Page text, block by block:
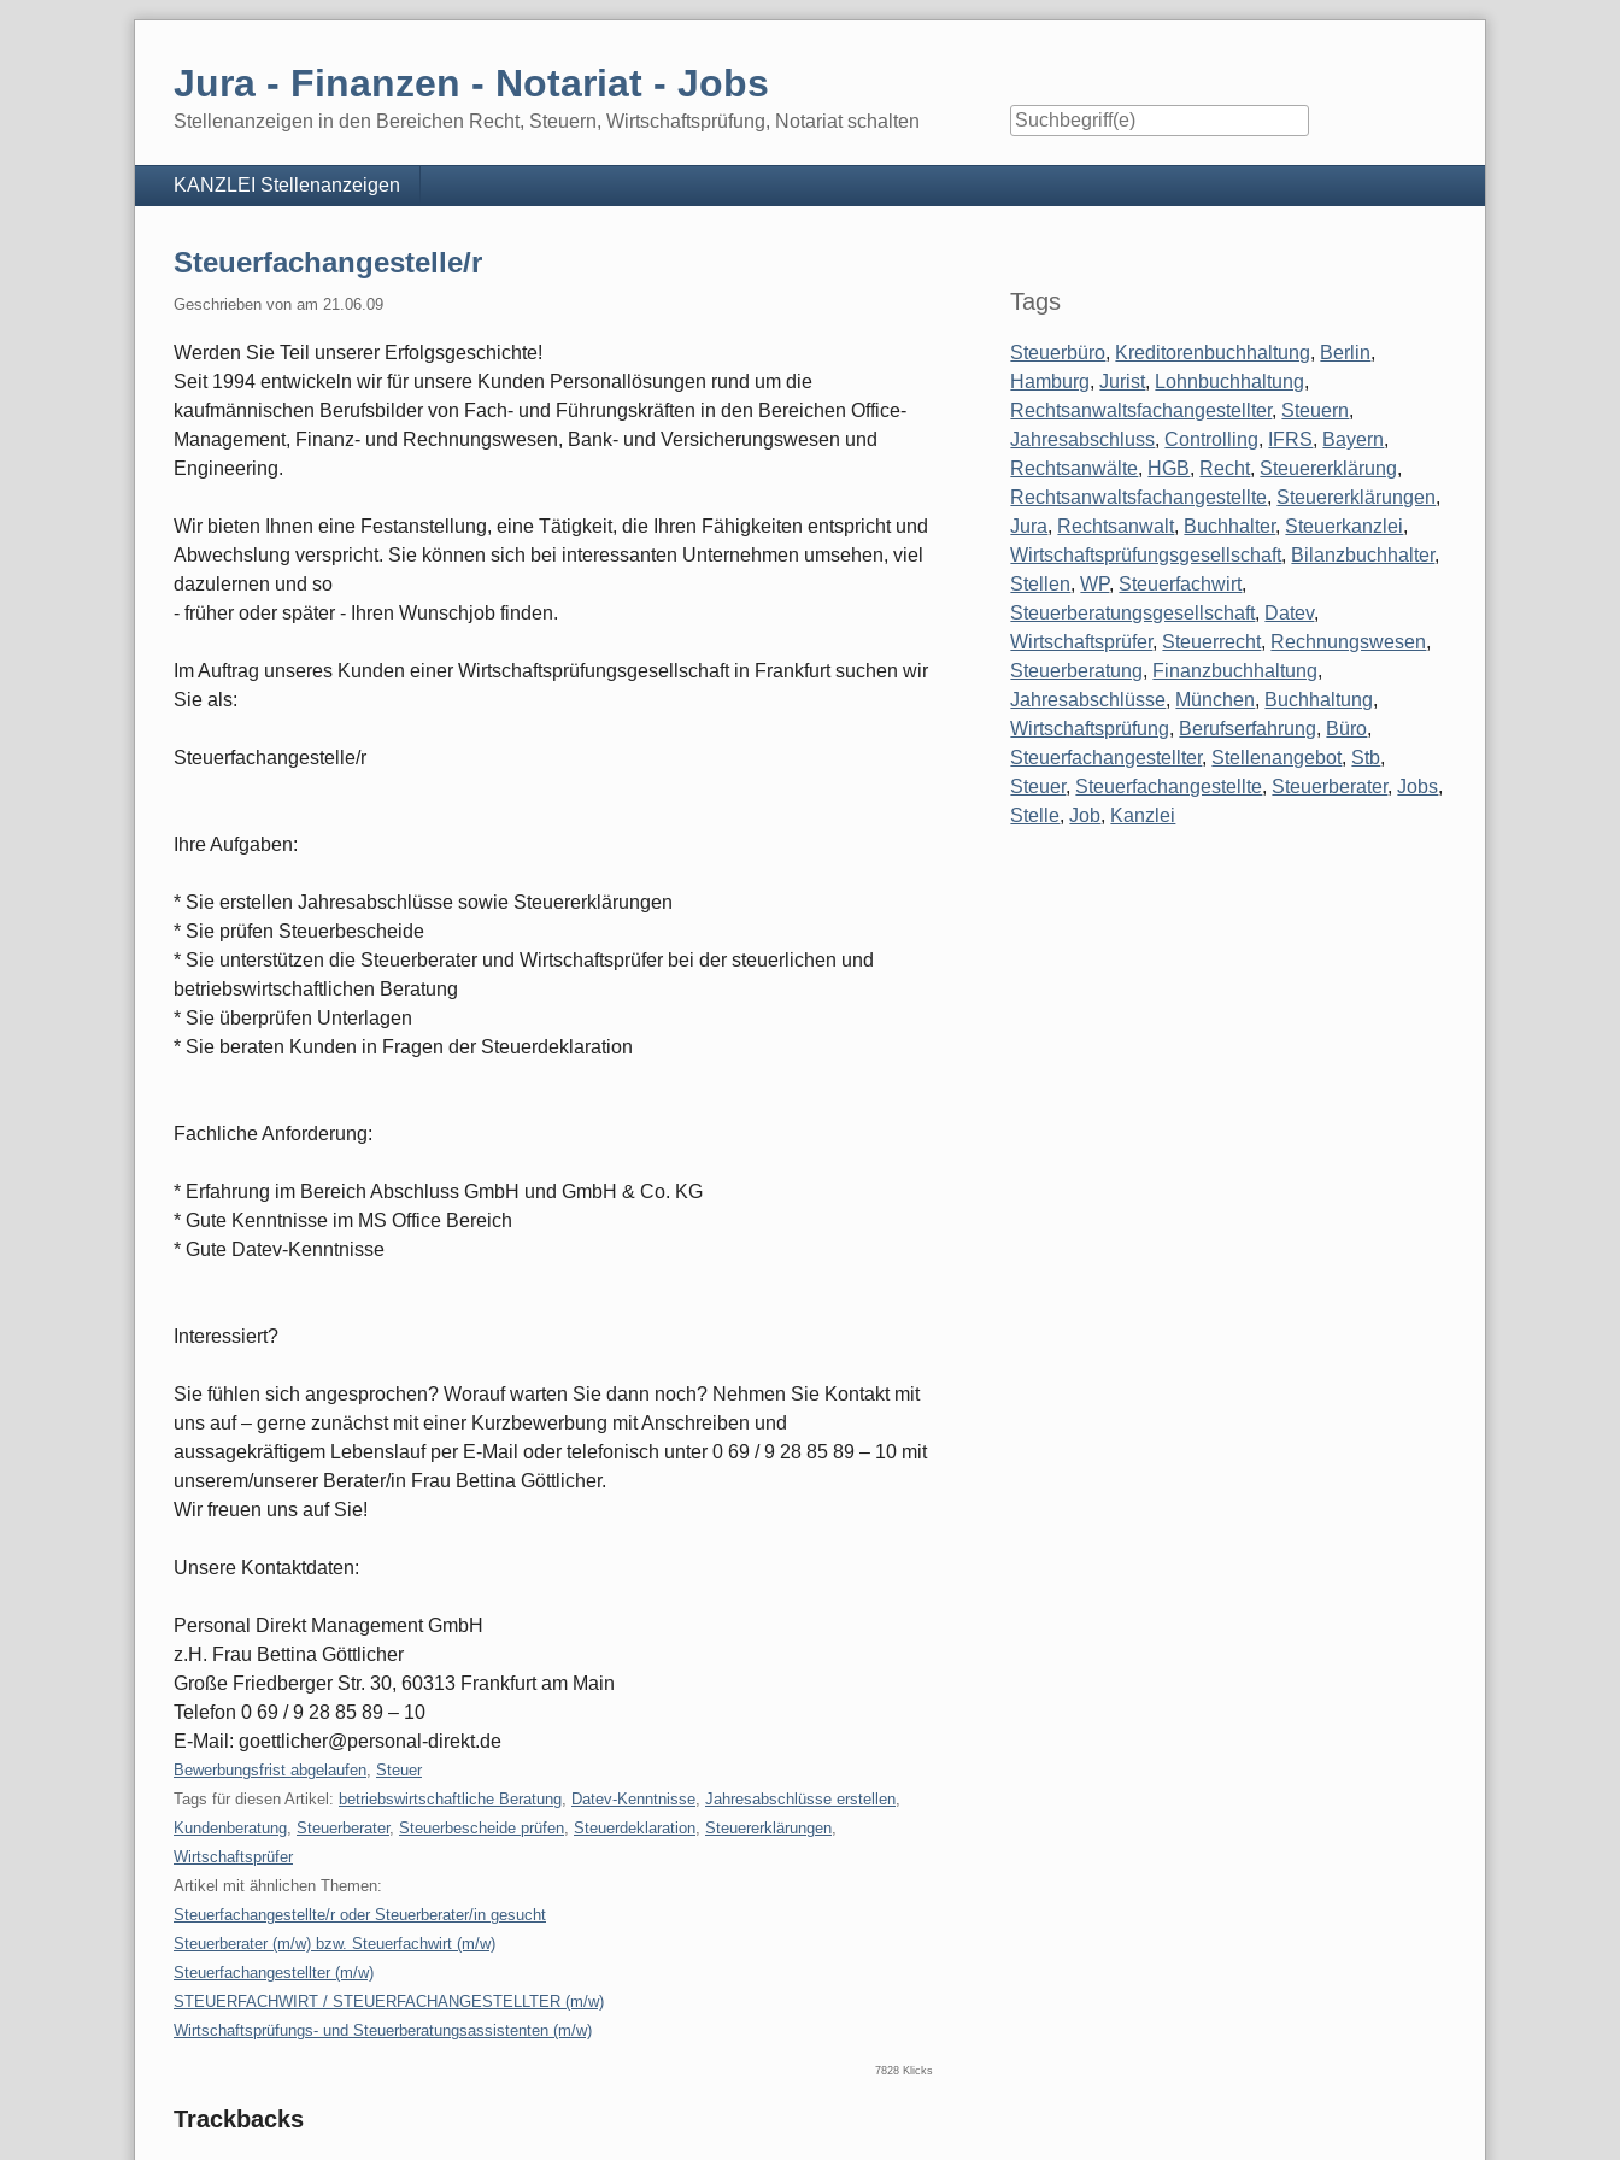
Jura - Finanzen - Notariat - Jobs
Stellenanzeigen in den Bereichen Recht, Steuern, Wirtschaftsprüfung, Notariat schalten
Navigation
KANZLEI Stellenanzeigen
Steuerfachangestelle/r
Geschrieben von am 21.06.09
Werden Sie Teil unserer Erfolgsgeschichte!
Seit 1994 entwickeln wir für unsere Kunden Personallösungen rund um die
kaufmännischen Berufsbilder von Fach- und Führungskräften in den Bereichen Office-
Management, Finanz- und Rechnungswesen, Bank- und Versicherungswesen und
Engineering.
Wir bieten Ihnen eine Festanstellung, eine Tätigkeit, die Ihren Fähigkeiten entspricht und
Abwechslung verspricht. Sie können sich bei interessanten Unternehmen umsehen, viel
dazulernen und so
- früher oder später - Ihren Wunschjob finden.
Im Auftrag unseres Kunden einer Wirtschaftsprüfungsgesellschaft in Frankfurt suchen wir
Sie als:
Steuerfachangestelle/r
Ihre Aufgaben:
* Sie erstellen Jahresabschlüsse sowie Steuererklärungen
* Sie prüfen Steuerbescheide
* Sie unterstützen die Steuerberater und Wirtschaftsprüfer bei der steuerlichen und
betriebswirtschaftlichen Beratung
* Sie überprüfen Unterlagen
* Sie beraten Kunden in Fragen der Steuerdeklaration
Fachliche Anforderung:
* Erfahrung im Bereich Abschluss GmbH und GmbH & Co. KG
* Gute Kenntnisse im MS Office Bereich
* Gute Datev-Kenntnisse
Interessiert?
Sie fühlen sich angesprochen? Worauf warten Sie dann noch? Nehmen Sie Kontakt mit
uns auf – gerne zunächst mit einer Kurzbewerbung mit Anschreiben und
aussagekräftigem Lebenslauf per E-Mail oder telefonisch unter 0 69 / 9 28 85 89 – 10 mit
unserem/unserer Berater/in Frau Bettina Göttlicher.
Wir freuen uns auf Sie!
Unsere Kontaktdaten:
Personal Direkt Management GmbH
z.H. Frau Bettina Göttlicher
Große Friedberger Str. 30, 60313 Frankfurt am Main
Telefon 0 69 / 9 28 85 89 – 10
E-Mail: goettlicher@personal-direkt.de
Kategorien:
Bewerbungsfrist abgelaufen, Steuer
Tags für diesen Artikel: betriebswirtschaftliche Beratung, Datev-Kenntnisse, Jahresabschlüsse erstellen,
Kundenberatung, Steuerberater, Steuerbescheide prüfen, Steuerdeklaration, Steuererklärungen,
Wirtschaftsprüfer
Artikel mit ähnlichen Themen:
Steuerfachangestellte/r oder Steuerberater/in gesucht
Steuerberater (m/w) bzw. Steuerfachwirt (m/w)
Steuerfachangestellter (m/w)
STEUERFACHWIRT / STEUERFACHANGESTELLTER (m/w)
Wirtschaftsprüfungs- und Steuerberatungsassistenten (m/w)
7828 Klicks
Trackbacks
Tags
Steuerbüro, Kreditorenbuchhaltung, Berlin,
Hamburg,Jurist, Lohnbuchhaltung,
Rechtsanwaltsfachangestellter, Steuern,
Jahresabschluss,Controlling, IFRS, Bayern,
Rechtsanwälte, HGB, Recht, Steuererklärung,
Rechtsanwaltsfachangestellte, Steuererklärungen,
Jura, Rechtsanwalt, Buchhalter, Steuerkanzlei,
Wirtschaftsprüfungsgesellschaft, Bilanzbuchhalter,
Stellen,WP, Steuerfachwirt,
Steuerberatungsgesellschaft, Datev,
Wirtschaftsprüfer, Steuerrecht, Rechnungswesen,
Steuerberatung, Finanzbuchhaltung,
Jahresabschlüsse, München, Buchhaltung,
Wirtschaftsprüfung, Berufserfahrung, Büro,
Steuerfachangestellter, Stellenangebot, Stb,
Steuer, Steuerfachangestellte, Steuerberater,Jobs,
Stelle,Job, Kanzlei